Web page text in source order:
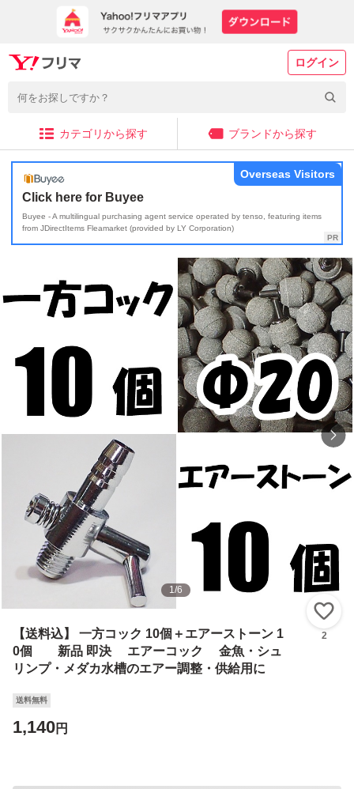
ログイン
カテゴリから探す ブランドから探す
Click here for Buyee
Buyee - A multilingual purchasing agent service operated by tenso, featuring items
from JDirectItems Fleamarket (provided by LY Corporation)
Overseas Visitors
1/6
【送料込】 一方コック 10個＋エアーストーン 1
0個 新品 即決 エアーコック 金魚・シュ
リンプ・メダカ水槽のエアー調整・供給用に
2
送料無料
1,140円